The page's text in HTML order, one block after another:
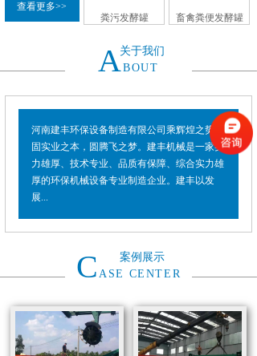
查看更多>>
粪污发酵罐 畜禽粪便发酵罐
关于我们
ABOUT
河南建丰环保设备制造有限公司乘辉煌之势，
固实业之本，圆腾飞之梦。建丰机械是一家实
力雄厚、技术专业、品质有保障、综合实力雄
厚的环保机械设备专业制造企业。建丰以发
展...
案例展示
C ASE CENTER